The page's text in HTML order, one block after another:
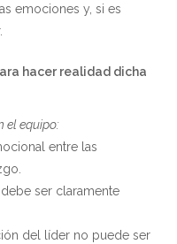
emociones y, si es
hacer realidad dicha
el equipo:
entre las
ser claramente
del líder no puede ser